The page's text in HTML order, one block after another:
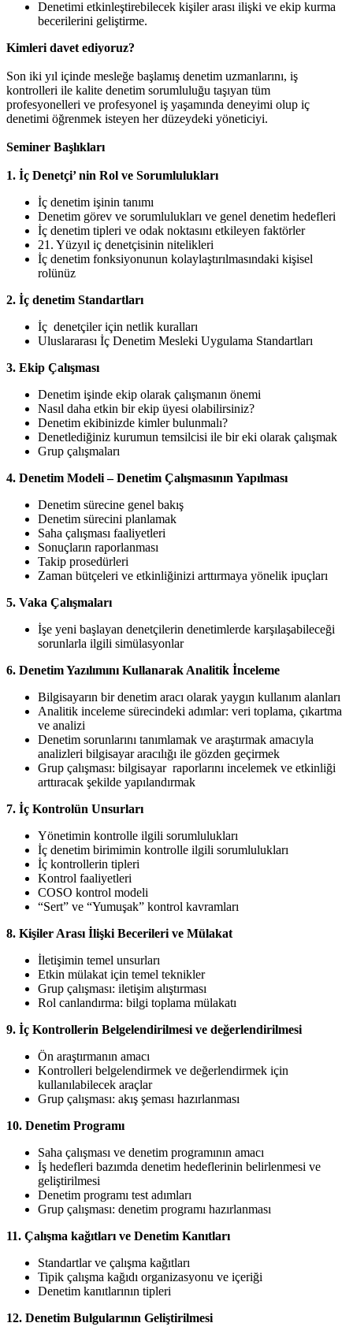
Denetimi etkinleştirebilecek kişiler arası ilişki ve ekip kurma
becerilerini geliştirme.
Kimleri davet ediyoruz?
Son iki yıl içinde mesleğe başlamış denetim uzmanlarını, iş
kontrolleri ile kalite denetim sorumluluğu taşıyan tüm
profesyonelleri ve profesyonel iş yaşamında deneyimi olup iç
denetimi öğrenmek isteyen her düzeydeki yöneticiyi.
Seminer Başlıkları
1. İç Denetçi’ nin Rol ve Sorumlulukları
İç denetim işinin tanımı
Denetim görev ve sorumlulukları ve genel denetim hedefleri
İç denetim tipleri ve odak noktasını etkileyen faktörler
21. Yüzyıl iç denetçisinin nitelikleri
İç denetim fonksiyonunun kolaylaştırılmasındaki kişisel
rolünüz
2. İç denetim Standartları
İç denetçiler için netlik kuralları
Uluslararası İç Denetim Mesleki Uygulama Standartları
3. Ekip Çalışması
Denetim işinde ekip olarak çalışmanın önemi
Nasıl daha etkin bir ekip üyesi olabilirsiniz?
Denetim ekibinizde kimler bulunmalı?
Denetlediğiniz kurumun temsilcisi ile bir eki olarak çalışmak
Grup çalışmaları
4. Denetim Modeli – Denetim Çalışmasının Yapılması
Denetim sürecine genel bakış
Denetim sürecini planlamak
Saha çalışması faaliyetleri
Sonuçların raporlanması
Takip prosedürleri
Zaman bütçeleri ve etkinliğinizi arttırmaya yönelik ipuçları
5. Vaka Çalışmaları
İşe yeni başlayan denetçilerin denetimlerde karşılaşabileceği
sorunlarla ilgili simülasyonlar
6. Denetim Yazılımını Kullanarak Analitik İnceleme
Bilgisayarın bir denetim aracı olarak yaygın kullanım alanları
Analitik inceleme sürecindeki adımlar: veri toplama, çıkartma
ve analizi
Denetim sorunlarını tanımlamak ve araştırmak amacıyla
analizleri bilgisayar aracılığı ile gözden geçirmek
Grup çalışması: bilgisayar raporlarını incelemek ve etkinliği
arttıracak şekilde yapılandırmak
7. İç Kontrolün Unsurları
Yönetimin kontrolle ilgili sorumlulukları
İç denetim birimimin kontrolle ilgili sorumlulukları
İç kontrollerin tipleri
Kontrol faaliyetleri
COSO kontrol modeli
“Sert” ve “Yumuşak” kontrol kavramları
8. Kişiler Arası İlişki Becerileri ve Mülakat
İletişimin temel unsurları
Etkin mülakat için temel teknikler
Grup çalışması: iletişim alıştırması
Rol canlandırma: bilgi toplama mülakatı
9. İç Kontrollerin Belgelendirilmesi ve değerlendirilmesi
Ön araştırmanın amacı
Kontrolleri belgelendirmek ve değerlendirmek için
kullanılabilecek araçlar
Grup çalışması: akış şeması hazırlanması
10. Denetim Programı
Saha çalışması ve denetim programının amacı
İş hedefleri bazımda denetim hedeflerinin belirlenmesi ve
geliştirilmesi
Denetim programı test adımları
Grup çalışması: denetim programı hazırlanması
11. Çalışma kağıtları ve Denetim Kanıtları
Standartlar ve çalışma kağıtları
Tipik çalışma kağıdı organizasyonu ve içeriği
Denetim kanıtlarının tipleri
12. Denetim Bulgularının Geliştirilmesi